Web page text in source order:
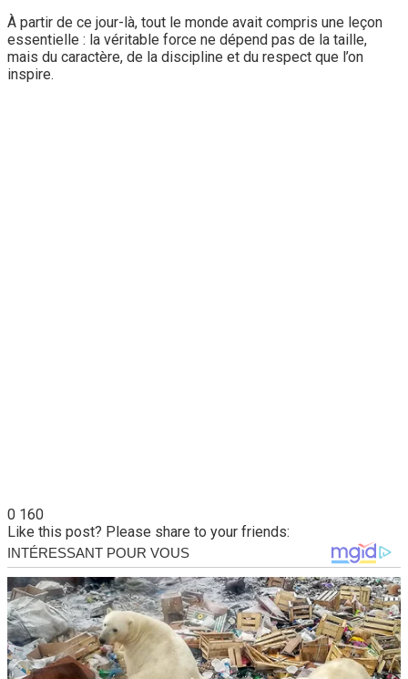
À partir de ce jour-là, tout le monde avait compris une leçon
essentielle : la véritable force ne dépend pas de la taille,
mais du caractère, de la discipline et du respect que l’on
inspire.
0 160
Like this post? Please share to your friends: